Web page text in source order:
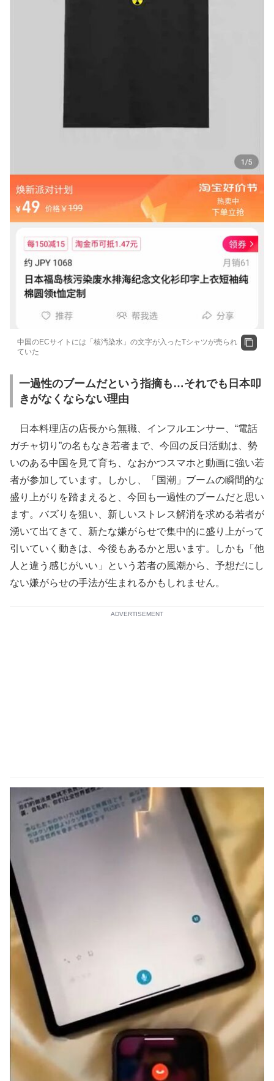
中国のECサイトには「核汚染水」の文字が入ったTシャツが売られ
ていた
一過性のブームだという指摘も…それでも日本叩
きがなくならない理由
日本料理店の店長から無職、インフルエンサー、“電話
ガチャ切り”の名もなき若者まで、今回の反日活動は、勢
いのある中国を見て育ち、なおかつスマホと動画に強い若
者が参加しています。しかし、「国潮」ブームの瞬間的な
盛り上がりを踏まえると、今回も一過性のブームだと思い
ます。バズりを狙い、新しいストレス解消を求める若者が
湧いて出てきて、新たな嫌がらせで集中的に盛り上がって
引いていく動きは、今後もあるかと思います。しかも「他
人と違う感じがいい」という若者の風潮から、予想だにし
ない嫌がらせの手法が生まれるかもしれません。
ADVERTISEMENT